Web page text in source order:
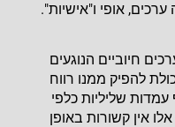
אופי ו"אישיות".
חיוביים הנוגעים
להפיק ממנו רווח
שליליות כלפי
אין קשורות באופן